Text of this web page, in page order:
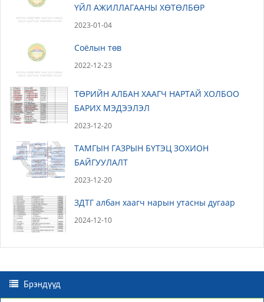
ҮЙЛ АЖИЛЛАГААНЫ ХӨТӨЛБӨР
2023-01-04
Соёлын төв
2022-12-23
ТӨРИЙН АЛБАН ХААГЧ НАРТАЙ ХОЛБОО
БАРИХ МЭДЭЭЛЭЛ
2023-12-20
ТАМГЫН ГАЗРЫН БҮТЭЦ ЗОХИОН
БАЙГУУЛАЛТ
2023-12-20
ЗДТГ албан хаагч нарын утасны дугаар
2024-12-10
Брэндүүд